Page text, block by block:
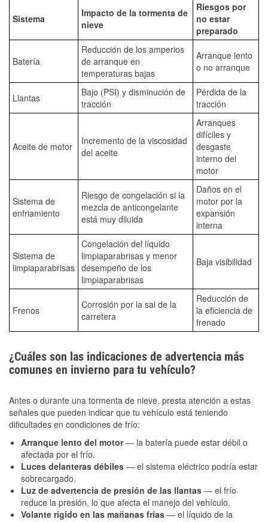
Sistema
Impacto de la tormenta de
nieve
Riesgos por
no estar
preparado
Batería
Reducción de los amperios
de arranque en
temperaturas bajas
Arranque lento
o no arranque
Llantas
Bajo (PSI) y disminución de
tracción
Pérdida de la
tracción
Aceite de motor
Incremento de la viscosidad
del aceite
Arranques
difíciles y
desgaste
interno del
motor
Sistema de
enfriamiento
Riesgo de congelación si la
mezcla de anticongelante
está muy diluida
Daños en el
motor por la
expansión
interna
Sistema de
limpiaparabrisas
Congelación del líquido
limpiaparabrisas y menor
desempeño de los
limpiaparabrisas
Baja visibilidad
Frenos
Corrosión por la sal de la
carretera
Reducción de
la eficiencia de
frenado
¿Cuáles son las indicaciones de advertencia más
comunes en invierno para tu vehículo?
Antes o durante una tormenta de nieve, presta atención a estas
señales que pueden indicar que tu vehículo está teniendo
dificultades en condiciones de frío:
Arranque lento del motor— la batería puede estar débil o
afectada por el frío.
Luces delanteras débiles — el sistema eléctrico podría estar
sobrecargado.
Luz de advertencia de presión de las llantas — el frío
reduce la presión, lo que afecta el manejo del vehículo.
Volante rígido en las mañanas frías — el líquido de la